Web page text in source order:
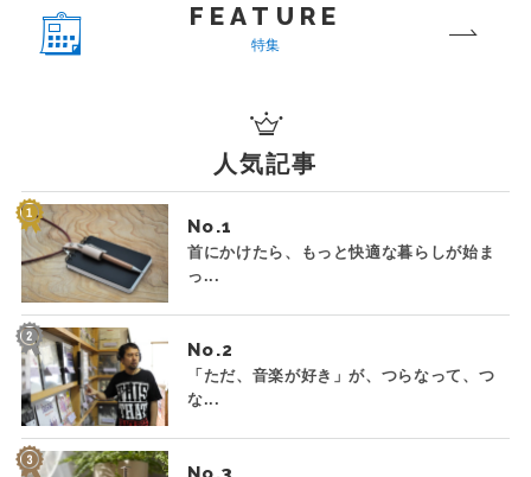
FEATURE
特集
人気記事
No.
首にかけたら、もっと快適な暮らしが始ま
っ...
No.
「ただ、音楽が好き」が、つらなって、つ
な...